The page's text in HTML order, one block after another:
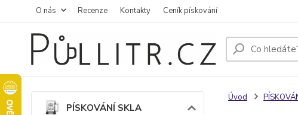
O nás Recenze Kontakty Ceník pískování
PÍSKOVÁNÍ SKLA
Úvod